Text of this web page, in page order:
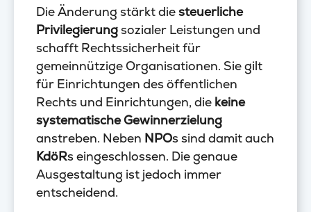
Die Änderung stärkt diesteuerliche
Privilegierungsozialer Leistungen und
schafft Rechtssicherheit für
gemeinnützige Organisationen. Sie gilt
für Einrichtungen des öffentlichen
Rechts und Einrichtungen, die keine
systematische Gewinnerzielung
anstreben. Neben NPOs sind damit auch
KdöRs eingeschlossen. Die genaue
Ausgestaltung ist jedoch immer
entscheidend.